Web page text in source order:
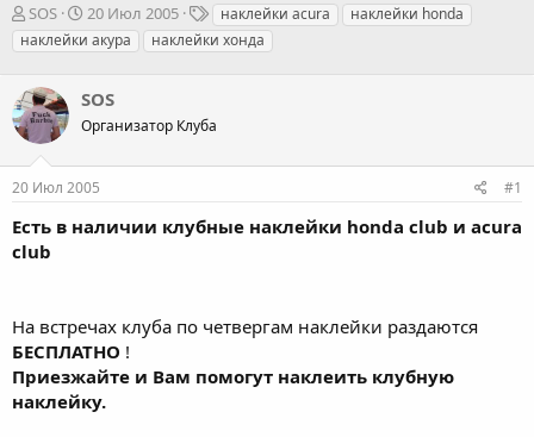
А
в
т
р
т
е
м
ы
SOS
Д
а
т
н
а
ч
а
л
20 Июл 2005
Т
е
г
наклейки acura
наклейки honda
наклейки акура
наклейки хонда
SOS
Организатор Клуба
20 Июл 2005 #1
Есть в наличии клубные наклейки honda club и acura
club
На встречах клуба по четвергам наклейки раздаются
БЕСПЛАТНО !
Приезжайте и Вам помогут наклеить клубную
наклейку.